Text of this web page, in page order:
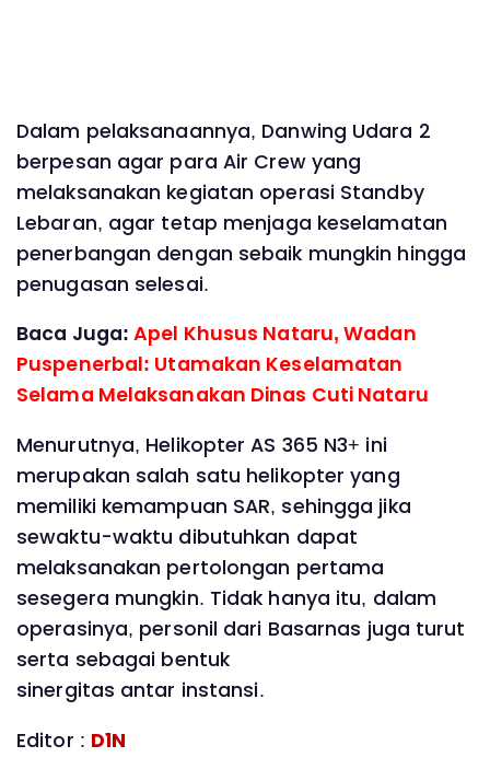
Dalam pelaksanaannya, Danwing Udara 2
berpesan agar para Air Crew yang
melaksanakan kegiatan operasi Standby
Lebaran, agar tetap menjaga keselamatan
penerbangan dengan sebaik mungkin hingga
penugasan selesai.
Baca Juga:Apel Khusus Nataru, Wadan
Puspenerbal: Utamakan Keselamatan
Selama Melaksanakan Dinas Cuti Nataru
Menurutnya, Helikopter AS 365 N3+ ini
merupakan salah satu helikopter yang
memiliki kemampuan SAR, sehingga jika
sewaktu-waktu dibutuhkan dapat
melaksanakan pertolongan pertama
sesegera mungkin. Tidak hanya itu, dalam
operasinya, personil dari Basarnas juga turut
serta sebagai bentuk
sinergitas antar instansi.
Editor : D1N